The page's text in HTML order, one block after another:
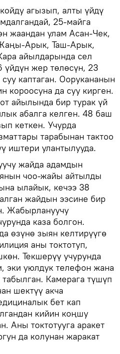
агызып, алты үйдү
25-майга
жаандан улам Асан-Чек,
Арык, Таш-Арык,
айылдарында сел
жер төлөсүн, 23
каптаган. Оорукананын
короосуна да суу кирген.
айылында бир турак үй
абалга келген. 48 баш
кеткен. Учурда
тарабынан тактоо
иштери улантылууда.
жайда адамдын
чоо-жайы айтылды
ылайык, кечээ 38
жайдын ээсине бир
Жабырлануучу
каза болгон.
өзүнө зыян келтирүүгө
аны токтотуп,
Текшерүү учурунда
эки уюлдук телефон жана
Камерага түшүп
шектүү акча
бет кап
кийин коңшу
Аны токтотууга аракет
да колунан жаракат